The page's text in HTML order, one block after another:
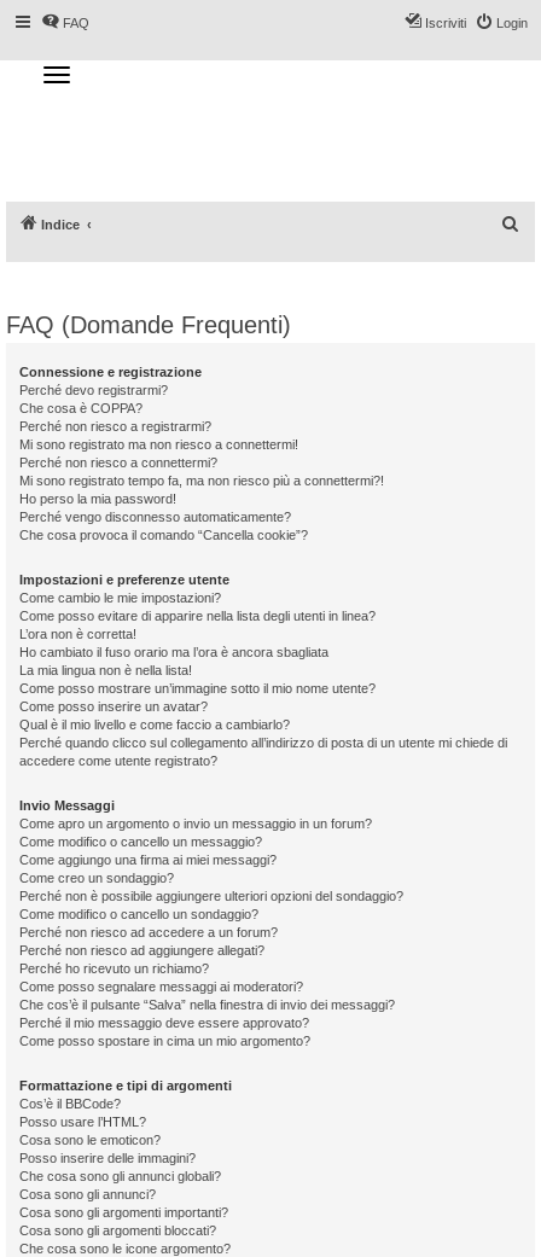
FAQ Login
Iscriviti
T
o
g
a
t
Indice
FAQ (Domande Frequenti)
Connessione e registrazione
Perché devo registrarmi?
Che cosa è COPPA?
Perché non riesco a registrarmi?
Mi sono registrato ma non riesco a connettermi!
Perché non riesco a connettermi?
Mi sono registrato tempo fa, ma non riesco più a connettermi?!
Ho perso la mia password!
Perché vengo disconnesso automaticamente?
Che cosa provoca il comando “Cancella cookie”?
Impostazioni e preferenze utente
Come cambio le mie impostazioni?
Come posso evitare di apparire nella lista degli utenti in linea?
L’ora non è corretta!
Ho cambiato il fuso orario ma l’ora è ancora sbagliata
La mia lingua non è nella lista!
Come posso mostrare un’immagine sotto il mio nome utente?
Come posso inserire un avatar?
Qual è il mio livello e come faccio a cambiarlo?
Perché quando clicco sul collegamento all’indirizzo di posta di un utente mi chiede di
accedere come utente registrato?
Invio Messaggi
Come apro un argomento o invio un messaggio in un forum?
Come modifico o cancello un messaggio?
Come aggiungo una firma ai miei messaggi?
Come creo un sondaggio?
Perché non è possibile aggiungere ulteriori opzioni del sondaggio?
Come modifico o cancello un sondaggio?
Perché non riesco ad accedere a un forum?
Perché non riesco ad aggiungere allegati?
Perché ho ricevuto un richiamo?
Come posso segnalare messaggi ai moderatori?
Che cos’è il pulsante “Salva” nella finestra di invio dei messaggi?
Perché il mio messaggio deve essere approvato?
Come posso spostare in cima un mio argomento?
Formattazione e tipi di argomenti
Cos’è il BBCode?
Posso usare l’HTML?
Cosa sono le emoticon?
Posso inserire delle immagini?
Che cosa sono gli annunci globali?
Cosa sono gli annunci?
Cosa sono gli argomenti importanti?
Cosa sono gli argomenti bloccati?
Che cosa sono le icone argomento?